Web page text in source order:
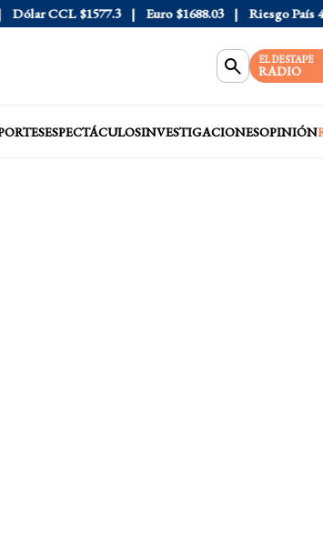
CCL $1577.3 Euro $1688.03 Riesgo País 408
EL DESTAPE
RADIO
ESPECTÁCULOSINVESTIGACIONESOPINIÓN